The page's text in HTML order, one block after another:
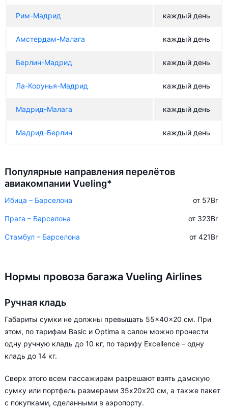
Рим-Мадрид каждый день
Амстердам-Малага каждый день
Берлин-Мадрид каждый день
Ла-Корунья-Мадрид каждый день
Мадрид-Малага каждый день
Мадрид-Берлин каждый день
Популярные направления перелётов
авиакомпании Vueling*
Ибица – Барселона от 57Br
Прага – Барселона от 323Br
Стамбул – Барселона от 421Br
Нормы провоза багажа Vueling Airlines
Ручная кладь
Габариты сумки не должны превышать 55×40×20 см. При
этом, по тарифам Basic и Optima в салон можно пронести
одну ручную кладь до 10 кг, по тарифу Excellence – одну
кладь до 14 кг.
Сверх этого всем пассажирам разрешают взять дамскую
сумку или портфель размерами 35х20х20 см, а также пакет
с покупками, сделанными в аэропорту.